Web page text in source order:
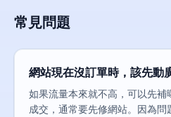
常見問題
網站現在沒訂單時，該先動
如果流量本來就不高，可以先補
成交，通常要先修網站。因為問